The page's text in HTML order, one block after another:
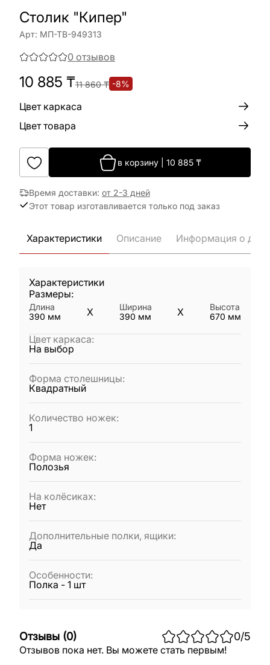
Столик "Кипер"
Арт: МП-ТВ-949313
0 отзывов
10 885 ₸11 860₸ -8%
Цвет каркаса
Цвет товара
в корзину 10 885 ₸
Время доставки: от 2-3 дней
Этот товар изготавливается только под заказ
Характеристики Описание Информация о
Характеристики
Размеры:
Длина
390 мм X
Ширина
390 мм X
Высота
670 мм
Цвет каркаса:
На выбор
Форма столешницы:
Квадратный
Количество ножек:
1
Форма ножек:
Полозья
На колёсиках:
Нет
Дополнительные полки, ящики:
Да
Особенности:
Полка - 1 шт
Отзывы (0) 0/5
Отзывов пока нет. Вы можете стать первым!